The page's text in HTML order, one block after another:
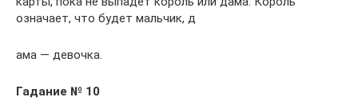
означает, что будет мальчик, д
ама — девочка.
Гадание № 10